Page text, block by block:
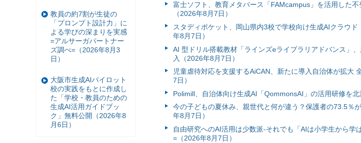
富⼠ソフト、教育メタバース「FAMcampus」を活用した
（2026年8月7日）
スタディポケット、岡山県内3校で学校向け生成AIクラウ
年8月7日）
AI 型ドリル搭載教材「ラインズeライブラリアドバンス」
入（2026年8月7日）
児童虐待対応を支援するAiCAN、新たに導入自治体が拡大
7日）
Polimill、自治体向け生成AI「QommonsAI」の活用研修を
今の子どもの夏休み、親世代と何が違う？保護者の73.5％
年8月7日）
自由研究へのAI活用は少数派-それでも「AIは小学生から学
=（2026年8月7日）
教員の約7割が生徒の
「プロンプト設計力」に
よる学びの深まりを実感
=アルサーガパートナー
ズ調べ=（2026年8月3
日）
大阪市生成AIパイロット
校の実践をもとに作成し
た「学校・教員のための
生成AI活用ガイドブッ
ク」無料公開（2026年8
月6日）